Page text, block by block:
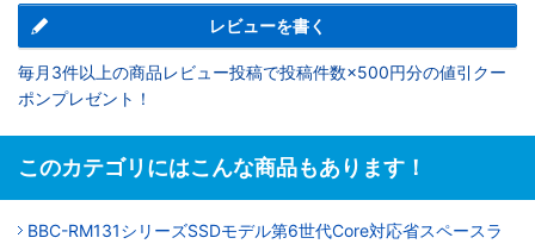
レビューを書く
毎月3件以上の商品レビュー投稿で投稿件数×500円分の値引クー
ポンプレゼント！
このカテゴリにはこんな商品もあります！
BBC-RM131シリーズSSDモデル第6世代Core対応省スペースラ